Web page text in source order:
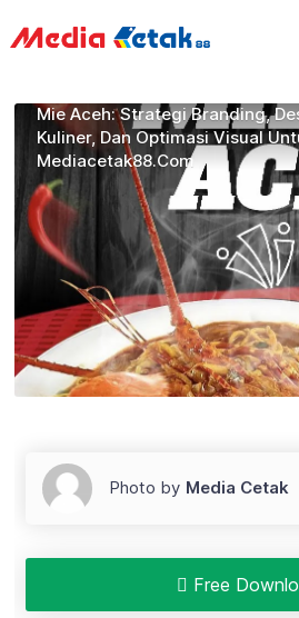
Mie Aceh: Strategi Branding,
Kuliner, Dan Optimasi Visual
Mediacetak88.com
Photo by Media Cetak
Free